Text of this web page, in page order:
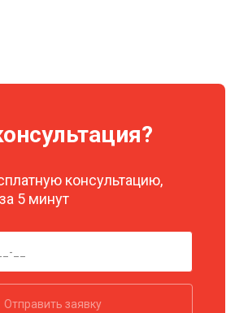
консультацию,
5 минут
Отправить заявку